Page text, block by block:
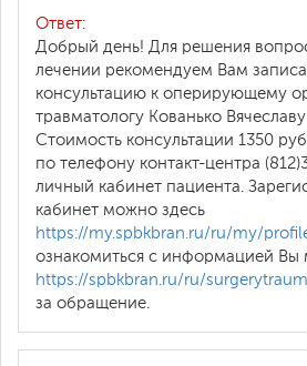
Ответ:
Добрый день! Для решения
лечении рекомендуем Вам
консультацию к оперирующему
травматологу Кованько
Стоимость консультации 1350
по телефону контакт-центра
личный кабинет пациента.
кабинет можно здесь
https://my.spbkbran.ru/ru/my/
ознакомиться с информацией Вы
https://spbkbran.ru/ru/
за обращение.